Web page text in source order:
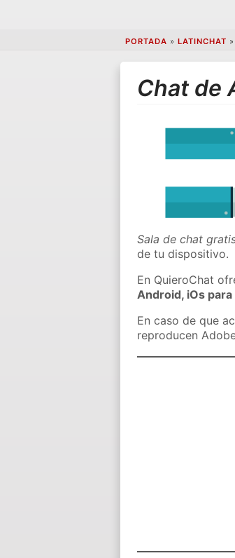
PORTADA » LATINCHAT »
Chat de
Sala de chat
de tu dispositivo.
En QuieroChat
Android, iOs para
En caso de que
reproducen